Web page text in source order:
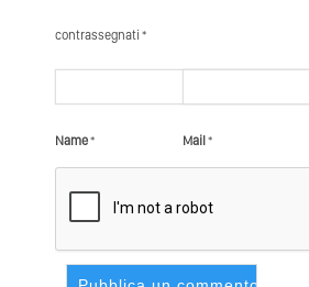
contrassegnati *
Name* Mail*